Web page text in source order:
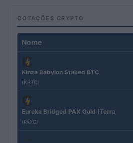
COTAÇÕES CRYPTO
Nome
Kinza Babylon Staked BTC
(KBTC)
Eureka Bridged PAX Gold (Terra
(PAXG)